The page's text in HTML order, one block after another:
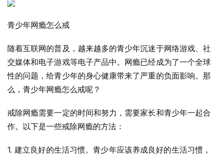
青少年网瘾怎么戒
随着互联网的普及，越来越多的青少年沉迷于网络游戏、社
交媒体和电子游戏等电子产品中。网瘾已经成为了一个全球
性的问题，给青少年的身心健康带来了严重的负面影响。那
么，青少年网瘾怎么戒呢？
戒除网瘾需要一定的时间和努力，需要家长和青少年一起合
作。以下是一些戒除网瘾的方法：
1. 建立良好的生活习惯。青少年应该养成良好的生活习惯，